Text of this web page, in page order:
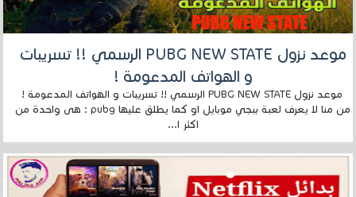
موعد نزول PUBG NEW STATE الرسمي !! تسريبات
و الهواتف المدعومة !
موعد نزول PUBG NEW STATE الرسمي !! تسريبات و الهواتف المدعومة !
من منا لا يعرف لعبة ببجي موبايل او كما يطلق عليها pubg : هى واحدة من
اكثر ا...